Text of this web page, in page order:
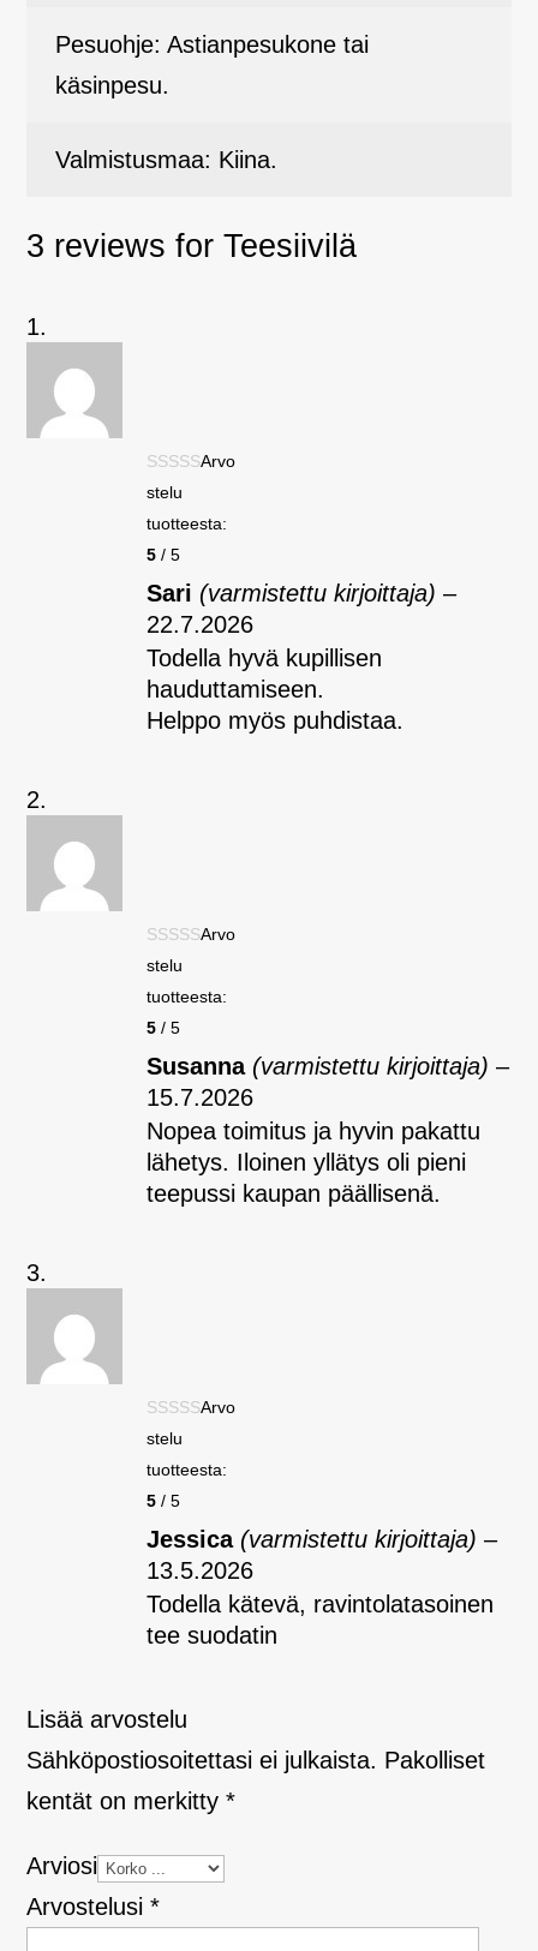
Pesuohje: Astianpesukone tai
käsinpesu.
Valmistusmaa: Kiina.
3 reviews forTeesiivilä
Arvo
stelu
tuotteesta:
5 / 5
Sari (varmistettu kirjoittaja) –
22.7.2026
Todella hyvä kupillisen
hauduttamiseen.
Helppo myös puhdistaa.
Arvo
stelu
tuotteesta:
5 / 5
Susanna (varmistettu kirjoittaja) –
15.7.2026
Nopea toimitus ja hyvin pakattu
lähetys. Iloinen yllätys oli pieni
teepussi kaupan päällisenä.
Arvo
stelu
tuotteesta:
5 / 5
Jessica (varmistettu kirjoittaja) –
13.5.2026
Todella kätevä, ravintolatasoinen
tee suodatin
Lisää arvostelu
Sähköpostiosoitettasi ei julkaista. Pakolliset
kentät on merkitty*
Arviosi
Arvostelusi*